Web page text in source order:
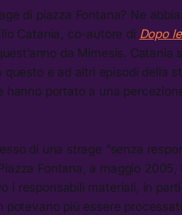
di piazza Fontana? Ne
Catania, co-autore di Dopo
da Mimesis.
e ad altri episodi della
hanno portato a una
di una strage “senza
Fontana, a maggio
i responsabili materiali, in
potevano più essere